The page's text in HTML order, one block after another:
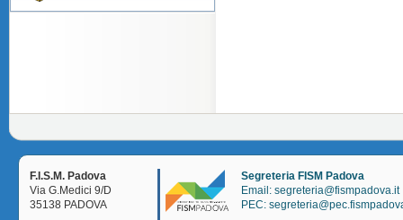
F.I.S.M. Padova
Via G.Medici 9/D
35138 PADOVA
Segreteria FISM Padova
Email: segreteria@fismpadova.it
PEC: